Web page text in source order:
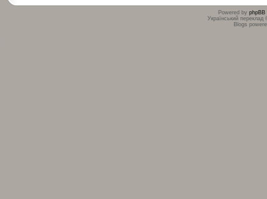
Powered by phpBB
Український
Blogs